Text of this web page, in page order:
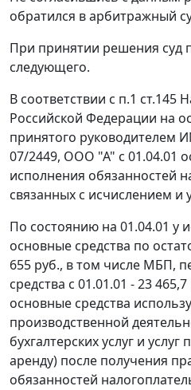
обратился в арбитражный
При принятии решения суд
следующего.
В соответствии с п.1 ст.145
Российской Федерации на
принятого руководителем
07/2449, ООО "А" с 01.04.01
исполнения обязанностей
связанных с исчислением и
По состоянию на 01.04.01 у
основные средства по
655 руб., в том числе МБП,
средства с 01.01.01 - 23
основные средства
производственной
бухгалтерских услуг и
аренду) после получения
обязанностей